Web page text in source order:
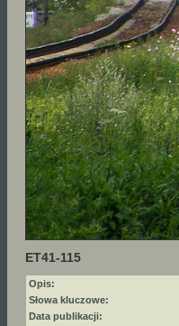
ET41-115
Opis:
Słowa kluczowe:
Data publikacji: